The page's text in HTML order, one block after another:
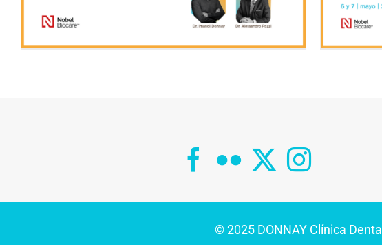
© 2025 DONNAY Clínica Dental